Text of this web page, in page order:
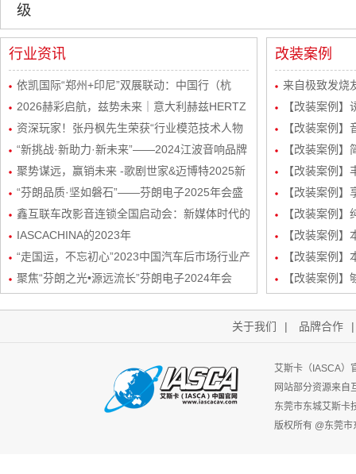
级
行业资讯
依凯国际“郑州+印尼”双展联动：中国行（杭
州）感恩宴圆满举行
2026赫彩启航，兹势未来｜意大利赫兹HERTZ
新品发布会暨市场运营规划会议圆满举行
资深玩家！张丹枫先生荣获“行业模范技术人物
奖”
“新挑战·新助力·新未来”——2024江波音响品牌
经销商会议盛大举行！
聚势谋远，赢销未来 -歌剧世家&迈博特2025新
起势经销商会议圆满成功！
“芬朗品质·坚如磐石”——芬朗电子2025年会盛
况，共绘汽车音响改装新蓝图
鑫互联车改影音连锁全国启动会：新媒体时代的
创新矩阵与玩法
IASCACHINA的2023年
“走国运，不忘初心”2023中国汽车后市场行业产
业生态发展峰会-艾斯卡（IASCA）中国谢福秋
聚焦“芬朗之光•源远流长”芬朗电子2024年会
改装案例
来自极致发烧
波站终极音
【改装案例
自达8升级
【改装案例
级丹拿232
【改装案例
品曼斯特
【改装案例
路DSP处理器
【改装案例
三分频
【改装案例
装
【改装案例
频/6路DSP处
【改装案例
路DSP处理器
【改装案例
关于我们 | 品牌合作
艾斯卡（IASCA）
网站部分资源来自
东莞市东城艾斯卡
版权所有 @东莞